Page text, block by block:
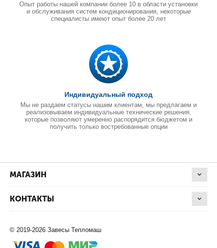
Опыт работы нашей компании более 10 в области установки
и обслуживания систем кондиционирования, некоторые
специалисты имеют опыт более 20 лет
Индивидуальный подход
Мы не раздаем статусы нашим клиентам, мы предлагаем и
реализовываем индивидуальные технические решения,
которые позволяют умеренно распорядится бюджетом и
получить только востребованные опции
МАГАЗИН
КОНТАКТЫ
© 2019-2026 Завесы Тепломаш